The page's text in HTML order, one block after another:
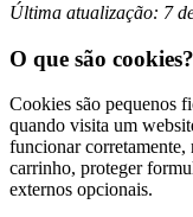
Última atualização: 7
O que são cookies?
Cookies são pequenos
quando visita um
funcionar corretamente,
carrinho, proteger
externos opcionais.